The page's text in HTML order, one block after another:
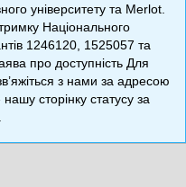
університету та Merlot.
Національного
1246120, 1525057 та
про доступність Для
з нами за адресою
сторінку статусу за